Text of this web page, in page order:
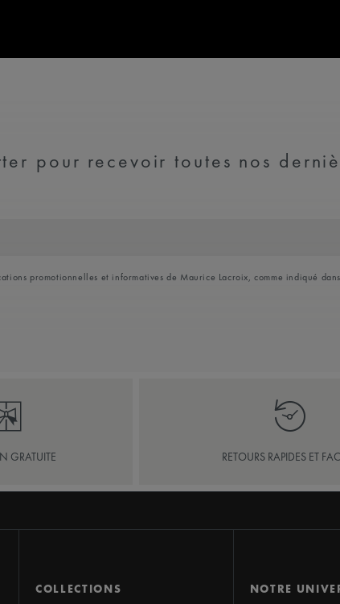
pour recevoir toutes nos
promotionnelles et informatives de Maurice Lacroix, comme indiqué dans
GRATUITE RETOURS RAPIDES ET
COLLECTIONS NOTRE